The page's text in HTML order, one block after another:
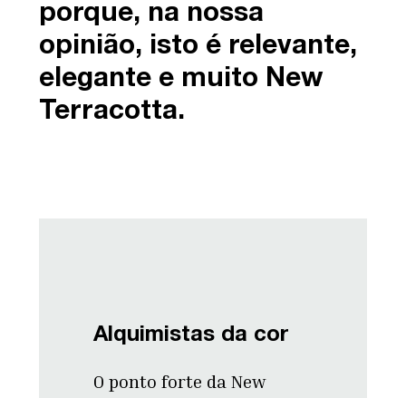
porque, na nossa
opinião, isto é relevante,
elegante e muito New
Terracotta.
Alquimistas da cor
O ponto forte da New